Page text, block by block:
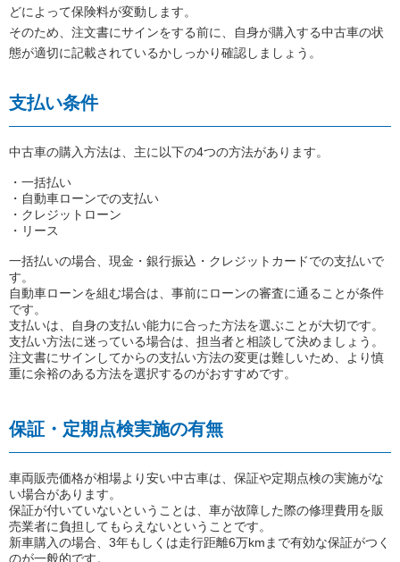
どによって保険料が変動します。
そのため、注文書にサインをする前に、自身が購入する中古車の状
態が適切に記載されているかしっかり確認しましょう。
支払い条件
中古車の購入方法は、主に以下の4つの方法があります。
・一括払い
・自動車ローンでの支払い
・クレジットローン
・リース
一括払いの場合、現金・銀行振込・クレジットカードでの支払いで
す。
自動車ローンを組む場合は、事前にローンの審査に通ることが条件
です。
支払いは、自身の支払い能力に合った方法を選ぶことが大切です。
支払い方法に迷っている場合は、担当者と相談して決めましょう。
注文書にサインしてからの支払い方法の変更は難しいため、より慎
重に余裕のある方法を選択するのがおすすめです。
保証・定期点検実施の有無
車両販売価格が相場より安い中古車は、保証や定期点検の実施がな
い場合があります。
保証が付いていないということは、車が故障した際の修理費用を販
売業者に負担してもらえないということです。
新車購入の場合、3年もしくは走行距離6万kmまで有効な保証がつく
のが一般的です。